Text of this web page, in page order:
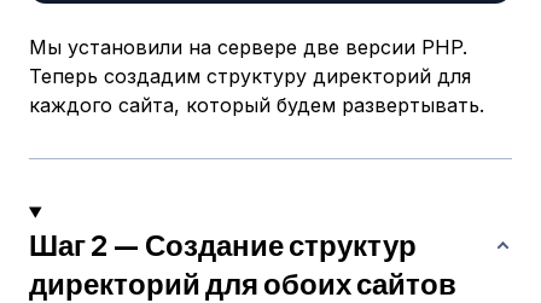
Мы установили на сервере две версии PHP.
Теперь создадим структуру директорий для
каждого сайта, который будем развертывать.
Шаг 2 — Создание структур
директорий для обоих сайтов